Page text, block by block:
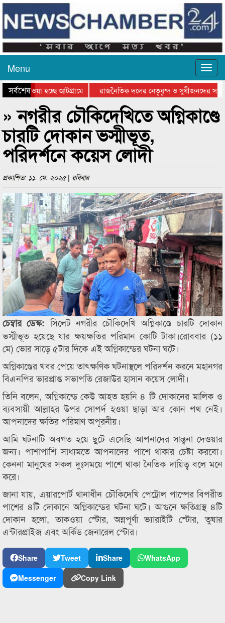
Menu
সর্বশেষ
যাওয়া হচ্ছে আটগ্রামে
রাজনৈতিক দলের নেতৃবৃন্দ ও সুধীজনদের সাথে
পুরস্কার বিতরণ সম্পন্ন
সিলেটে বাংলাদেশ গ্রুপ থিয়েটার
» নগরীর চৌকিদেখিতে অগ্নিকাণ্ডে
চারটি দোকান ভস্মীভূত,
পরিদর্শনে কয়েস লোদী
প্রকাশিত: ১১. মে. ২০২৫ | রবিবার
চেম্বার ডেস্ক:সিলেট নগরীর চৌকিদেখি অগ্নিকাণ্ডে চারটি দোকান
ভস্মীভূত হয়েছে যার ক্ষয়ক্ষতির পরিমান কোটি টাকা।রোববার (১১
মে) ভোর সাড়ে ৫টার দিকে এই অগ্নিকান্ডের ঘটনা ঘটে।
অগ্নিকাণ্ডের খবর পেয়ে তাৎক্ষণিক ঘটনাস্থলে পরিদর্শন করনে মহানগর
বিএনপির ভারপ্রাপ্ত সভাপতি রেজাউর হাসান কয়েস লোদী।
তিনি বলেন, অগ্নিকান্ডে কেউ আহত হয়নি ৪ টি দোকানের মালিক ও
ব্যবসায়ী আল্লাহর উপর সোপর্দ হওয়া ছাড়া আর কোন পথ নেই।
আপনাদের ক্ষতির পরিমাণ অপূরনীয়।
আমি ঘটনাটি অবগত হয়ে ছুটে এসেছি আপনাদের সান্ত্বনা দেওয়ার
জন্য। পাশাপাশি সাধ্যমতে আপনাদের পাশে থাকার চেষ্টা করবো।
কেননা মানুষের সকল দুঃসময়ে পাশে থাকা নৈতিক দায়িত্ব বলে মনে
করে।
জানা যায়, এয়ারপোর্ট থানাধীন চৌকিদেখি পেট্রোল পাম্পের বিপরীত
পাশের ৪টি দোকানে অগ্নিকান্ডের ঘটনা ঘটে। আগুনে ক্ষতিগ্রস্থ ৪টি
দোকান হলো, তাকওয়া স্টোর, অন্নপূর্ণা ভ্যারাইটি স্টোর, তুষার
এন্টারপ্রাইজ এবং অর্কিড জেনারেল স্টোর।
Share Tweet Share
WhatsApp
Messenger
Copy Link